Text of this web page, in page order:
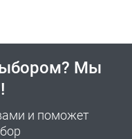
Мы
и поможет